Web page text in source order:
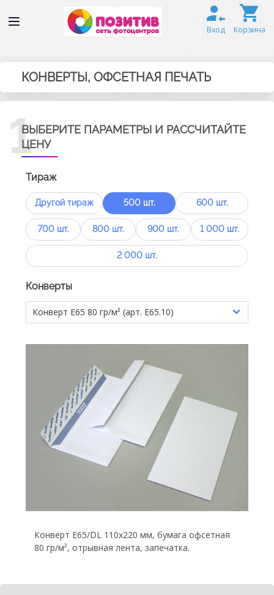
Вход Корзина
КОНВЕРТЫ, ОФСЕТНАЯ ПЕЧАТЬ
1ВЫБЕРИТЕ ПАРАМЕТРЫ И РАССЧИТАЙТЕ
ЦЕНУ
Тираж
Другой тираж 500 шт. 600 шт.
700 шт. 800 шт. 900 шт. 1 000 шт.
2 000 шт.
Конверты
Конверт Е65/DL 110х220 мм, бумага офсетная
80 гр/м², отрывная лента, запечатка.